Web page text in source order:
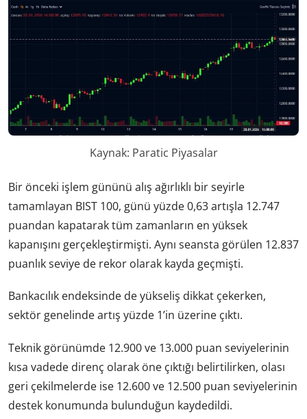
Kaynak: Paratic Piyasalar
Bir önceki işlem gününü alış ağırlıklı bir seyirle
tamamlayan BIST 100, günü yüzde 0,63 artışla 12.747
puandan kapatarak tüm zamanların en yüksek
kapanışını gerçekleştirmişti. Aynı seansta görülen 12.837
puanlık seviye de rekor olarak kayda geçmişti.
Bankacılık endeksinde de yükseliş dikkat çekerken,
sektör genelinde artış yüzde 1’in üzerine çıktı.
Teknik görünümde 12.900 ve 13.000 puan seviyelerinin
kısa vadede direnç olarak öne çıktığı belirtilirken, olası
geri çekilmelerde ise 12.600 ve 12.500 puan seviyelerinin
destek konumunda bulunduğun kaydedildi.